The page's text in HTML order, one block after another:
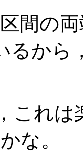
間の
るから
これは
な。